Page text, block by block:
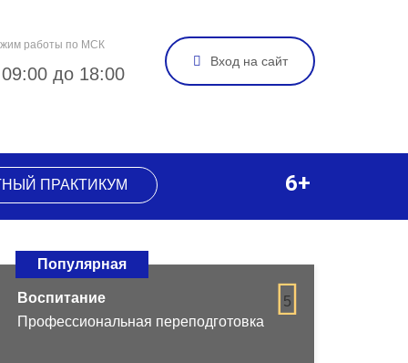
работы по МСК
до 18:00
Вход на сайт
ПРАКТИКУМ 6+
Популярная
5
Воспитание
Профессиональная переподготовка